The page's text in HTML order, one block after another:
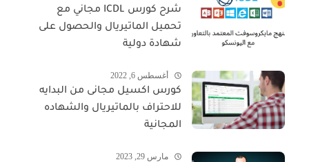
شرح كورس ICDL مجاني مع
تحميل الماتيريال والحصول على
شهادة دولية
أغسطس 6, 2022
كورس اكسيل مجانى من البدايه
للاحتراف بالماتيريال والشهاده
المجانية
مارس 29, 2023